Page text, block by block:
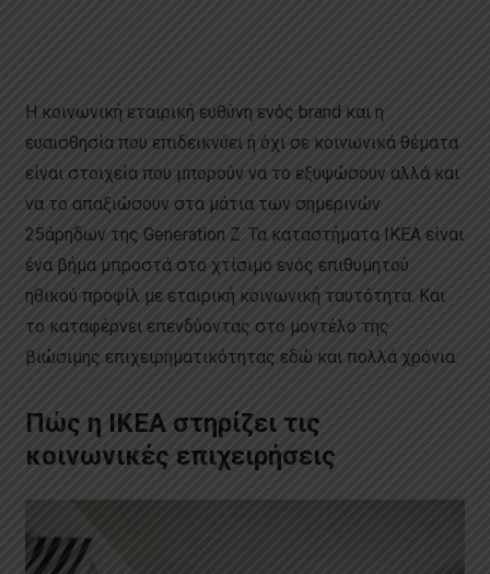
Η κοινωνική εταιρική ευθύνη ενός brand και η
ευαισθησία που επιδεικνύει ή όχι σε κοινωνικά θέματα
είναι στοιχεία που μπορούν να το εξυψώσουν αλλά και
να το απαξιώσουν στα μάτια των σημερινών
25άρηδων της Generation Z. Τα καταστήματα IKEA είναι
ένα βήμα μπροστά στο χτίσιμο ενός επιθυμητού
ηθικού προφίλ με εταιρική κοινωνική ταυτότητα. Και
το καταφέρνει επενδύοντας στο μοντέλο της
βιώσιμης επιχειρηματικότητας εδώ και πολλά χρόνια.
Πώς η ΙΚΕΑ στηρίζει τις
κοινωνικές επιχειρήσεις